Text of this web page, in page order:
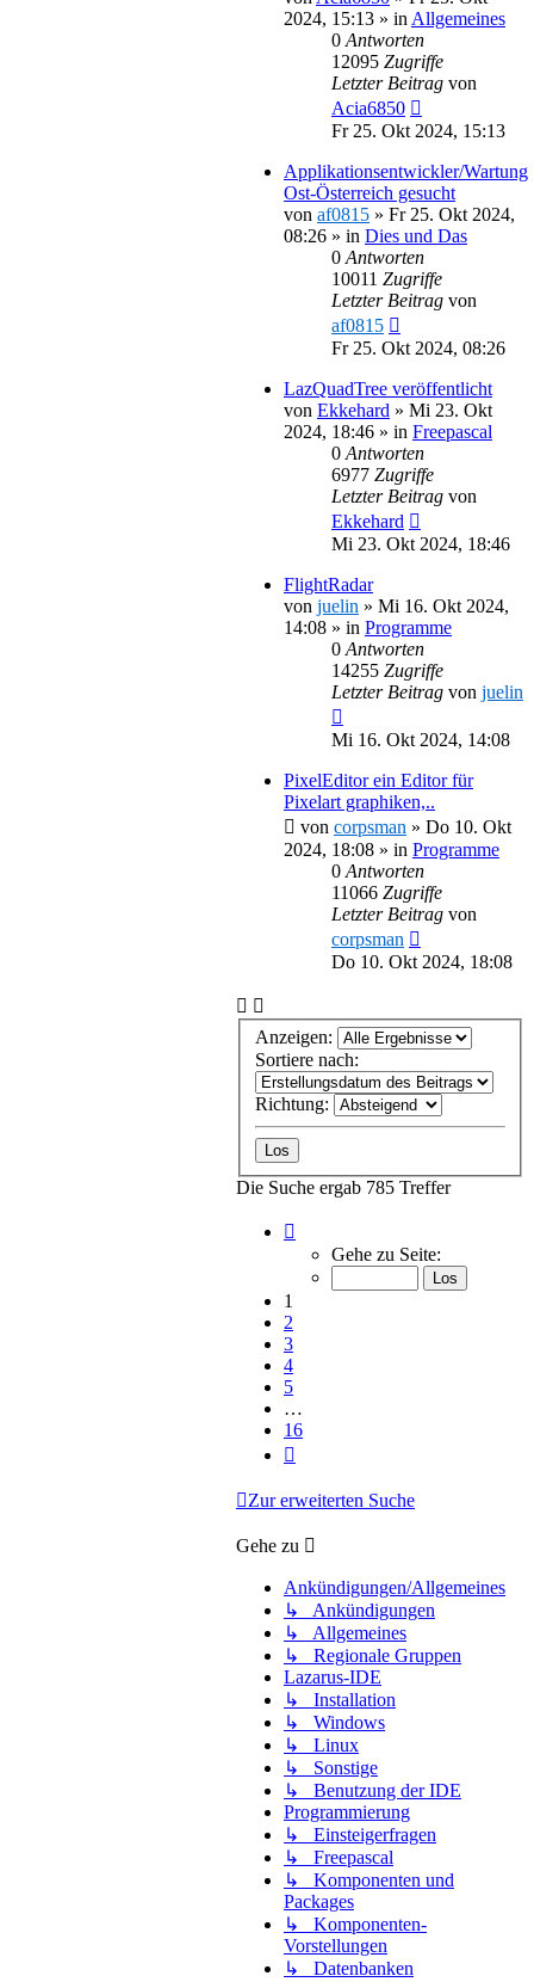
2024, 15:13 » in Allgemeines
0 Antworten
12095 Zugriffe
Letzter Beitrag von
Acia6850
Fr 25. Okt 2024, 15:13
Applikationsentwickler/Wartung
Ost-Österreich gesucht
von af0815 » Fr 25. Okt 2024,
08:26 » in Dies und Das
0 Antworten
10011 Zugriffe
Letzter Beitrag von
af0815
Fr 25. Okt 2024, 08:26
LazQuadTree veröffentlicht
von Ekkehard » Mi 23. Okt
2024, 18:46 » in Freepascal
0 Antworten
6977 Zugriffe
Letzter Beitrag von
Ekkehard
Mi 23. Okt 2024, 18:46
FlightRadar
von juelin » Mi 16. Okt 2024,
14:08 » in Programme
0 Antworten
14255 Zugriffe
Letzter Beitrag von juelin
Mi 16. Okt 2024, 14:08
PixelEditor ein Editor für
Pixelart graphiken,..
von corpsman » Do 10. Okt
2024, 18:08 » in Programme
0 Antworten
11066 Zugriffe
Letzter Beitrag von
corpsman
Do 10. Okt 2024, 18:08
Anzeigen:
Sortiere nach:
Richtung:
Die Suche ergab 785 Treffer
von
Gehe zu Seite:
1
2
3
4
5
…
16
Zur erweiterten Suche
Gehe zu
Ankündigungen/Allgemeines
↳ Ankündigungen
↳ Allgemeines
↳ Regionale Gruppen
Lazarus-IDE
↳ Installation
↳ Windows
↳ Linux
↳ Sonstige
↳ Benutzung der IDE
Programmierung
↳ Einsteigerfragen
↳ Freepascal
↳ Komponenten und
Packages
↳ Komponenten-
Vorstellungen
↳ Datenbanken